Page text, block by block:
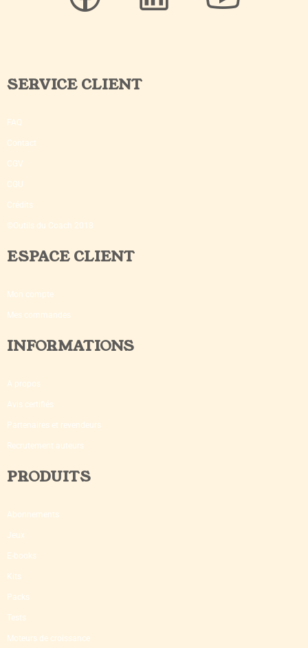
SERVICE CLIENT
FAQ
Contact
CGV
CGU
Crédits
©Outils du Coach 2018
ESPACE CLIENT
Mon compte
Mes commandes
INFORMATIONS
A propos
Avis certifiés
Partenaires et revendeurs
Recrutement auteurs
PRODUITS
Abonnements
Jeux
E-books
Kits
Packs
Tests
Moteurs de croissance